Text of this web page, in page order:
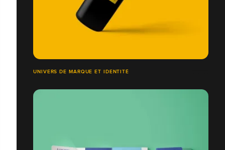
UNIVERS DE MARQUE ET IDENTITÉ